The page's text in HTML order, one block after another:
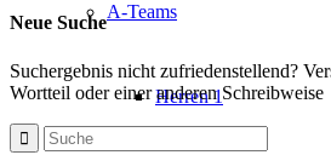
A-Teams
Herren 1
Neue Suche
Suchergebnis nicht zufriedenstellend?
Wortteil oder einer anderen Schreibweise